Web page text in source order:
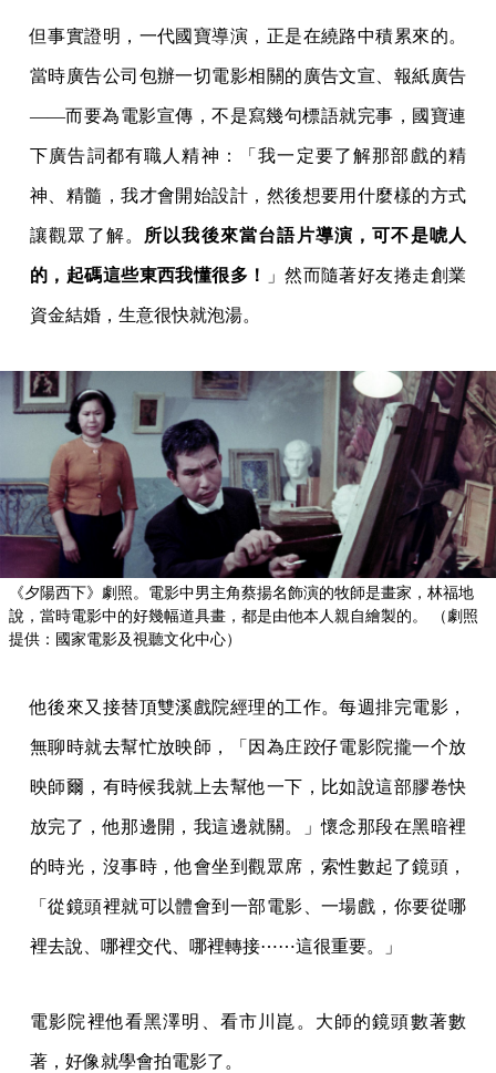
但事實證明，一代國寶導演，正是在繞路中積累來的。
當時廣告公司包辦一切電影相關的廣告文宣、報紙廣告
——而要為電影宣傳，不是寫幾句標語就完事，國寶連
下廣告詞都有職人精神：「我一定要了解那部戲的精
神、精髓，我才會開始設計，然後想要用什麼樣的方式
讓觀眾了解。 所以我後來當台語片導演，可不是唬人
的，起碼這些東西我懂很多！ 」然而隨著好友捲走創業
資金結婚，生意很快就泡湯。
《夕陽西下》劇照。電影中男主角蔡揚名飾演的牧師是畫家，林福地
說，當時電影中的好幾幅道具畫，都是由他本人親自繪製的。 （劇照
提供：國家電影及視聽文化中心）
他後來又接替頂雙溪戲院經理的工作。每週排完電影，
無聊時就去幫忙放映師，「因為庄跤仔電影院攏一个放
映師爾，有時候我就上去幫他一下，比如說這部膠卷快
放完了，他那邊開，我這邊就關。」懷念那段在黑暗裡
的時光，沒事時，他會坐到觀眾席，索性數起了鏡頭，
「從鏡頭裡就可以體會到一部電影、一場戲，你要從哪
裡去說、哪裡交代、哪裡轉接⋯⋯這很重要。」
電影院裡他看黑澤明、看市川崑。大師的鏡頭數著數
著，好像就學會拍電影了。